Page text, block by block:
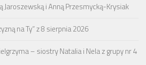
Jaroszewską i Anną Przesmycką-Krysiak
na Ty” z 8 sierpnia 2026
– siostry Natalia i Nela z grupy nr 4